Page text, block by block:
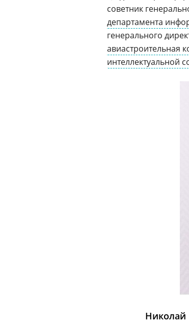
советник
департамента
генерального
авиастроительная
интеллектуальной
Николай